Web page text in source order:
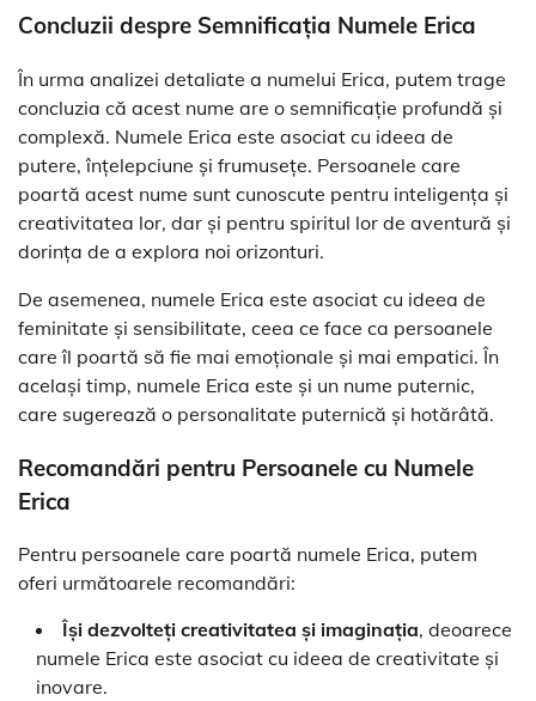
Concluzii despre Semnificația Numele Erica
În urma analizei detaliate a numelui Erica, putem trage
concluzia că acest nume are o semnificație profundă și
complexă. Numele Erica este asociat cu ideea de
putere, înțelepciune și frumusețe. Persoanele care
poartă acest nume sunt cunoscute pentru inteligența și
creativitatea lor, dar și pentru spiritul lor de aventură și
dorința de a explora noi orizonturi.
De asemenea, numele Erica este asociat cu ideea de
feminitate și sensibilitate, ceea ce face ca persoanele
care îl poartă să fie mai emoționale și mai empatici. În
același timp, numele Erica este și un nume puternic,
care sugerează o personalitate puternică și hotărâtă.
Recomandări pentru Persoanele cu Numele
Erica
Pentru persoanele care poartă numele Erica, putem
oferi următoarele recomandări:
Își dezvolteți creativitatea și imaginația, deoarece
numele Erica este asociat cu ideea de creativitate și
inovare.